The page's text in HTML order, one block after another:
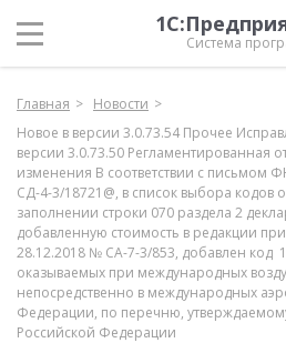
Система
Главная
Новости
Новое в версии 3.0.73.54 Прочее
версии 3.0.73.50 Регламентированная
изменения В соответствии с письмом
СД-4-3/18721@, в список выбора
заполнении строки 070 раздела 2
добавленную стоимость в редакции
28.12.2018 № СА-7-3/853, добавлен код
оказываемых при международных
непосредственно в международных
Федерации, по перечню,
Российской Федерации